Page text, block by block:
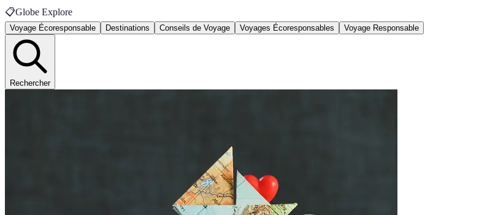
📋Globe Explore
Voyage Écoresponsable Destinations Conseils de Voyage Voyages Écoresponsables Voyage Responsable
Rechercher